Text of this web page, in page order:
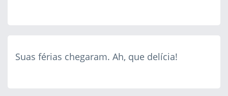
Suas férias chegaram. Ah, que delícia!